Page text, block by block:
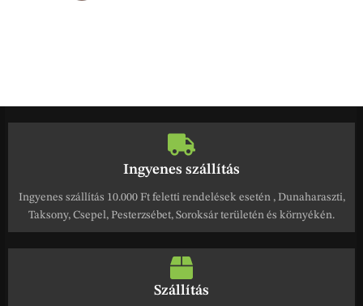
Ingyenes szállítás
Ingyenes szállítás 10.000 Ft feletti rendelések esetén , Dunaharaszti,
Taksony, Csepel, Pesterzsébet, Soroksár területén és környékén.
Szállítás